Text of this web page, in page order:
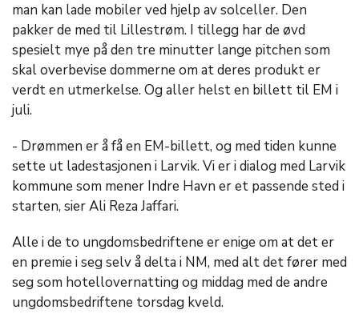
man kan lade mobiler ved hjelp av solceller. Den
pakker de med til Lillestrøm. I tillegg har de øvd
spesielt mye på den tre minutter lange pitchen som
skal overbevise dommerne om at deres produkt er
verdt en utmerkelse. Og aller helst en billett til EM i
juli.
- Drømmen er å få en EM-billett, og med tiden kunne
sette ut ladestasjonen i Larvik. Vi er i dialog med Larvik
kommune som mener Indre Havn er et passende sted i
starten, sier Ali Reza Jaffari.
Alle i de to ungdomsbedriftene er enige om at det er
en premie i seg selv å delta i NM, med alt det fører med
seg som hotellovernatting og middag med de andre
ungdomsbedriftene torsdag kveld.